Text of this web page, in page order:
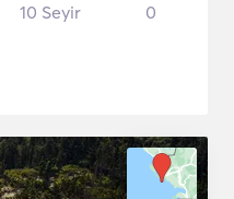
10 Seyir 0